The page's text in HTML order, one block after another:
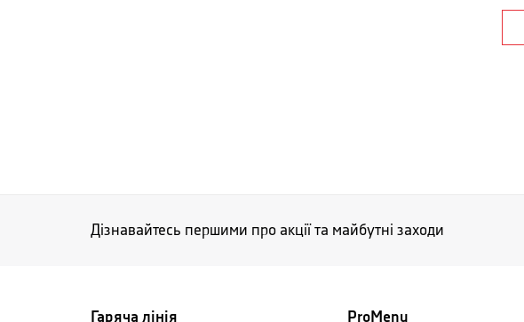
Дізнавайтесь першими про акції та майбутні заходи
Гаряча лінія ProMenu